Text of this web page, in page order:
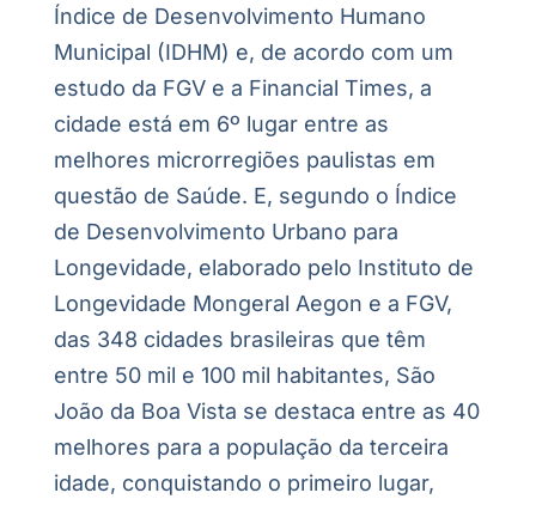
Índice de Desenvolvimento Humano
Municipal (IDHM) e, de acordo com um
estudo da FGV e a Financial Times, a
cidade está em 6º lugar entre as
melhores microrregiões paulistas em
questão de Saúde. E, segundo o Índice
de Desenvolvimento Urbano para
Longevidade, elaborado pelo Instituto de
Longevidade Mongeral Aegon e a FGV,
das 348 cidades brasileiras que têm
entre 50 mil e 100 mil habitantes, São
João da Boa Vista se destaca entre as 40
melhores para a população da terceira
idade, conquistando o primeiro lugar,